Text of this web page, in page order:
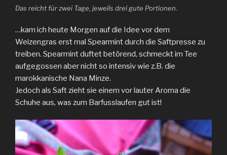
Das reicht für zwei Tage, jeweils drei gute Portionen.
…kam ich heute Morgen auf die Idee vor dem
Weizengras erst mal Spearmint durch die Saftpresse zu
treiben. Spearmint duftet betörend, schmeckt im Tee
aufgegossen aber nicht so intensiv wie z.B. die
marokkanische Nana Minze.
Jedoch als Saft zieht sie einem vor lauter Aroma die
Schuhe aus, was zum Barfusslaufen gut ist!